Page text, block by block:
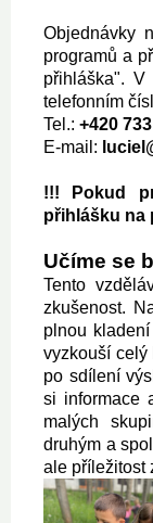
Objednávky
programů a
přihláška".
telefonním
Tel.: +420
E-mail:
!!! Pokud
přihlášku na
Učíme se
Tento
zkušenost.
plnou
vyzkouší celý
po sdílení
si informace
malých
druhým a
ale příležitost